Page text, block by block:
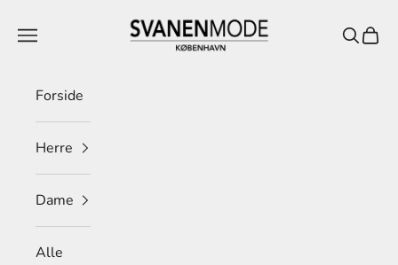
Svanen Mode
Menu Søg
Forside
Herre
Dame
Alle